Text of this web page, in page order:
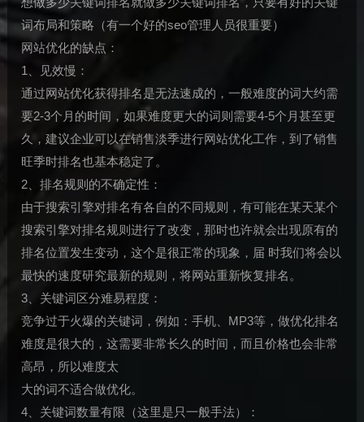
词布局和策略（有一个好的seo管理人员很重要）
网站优化的缺点：
1、见效慢：
通过网站优化获得排名是无法速成的，一般难度的词大约需
要2-3个月的时间，如果难度更大的词则需要4-5个月甚至更
久，建议企业可以在销售淡季进行网站优化工作，到了销售
旺季时排名也基本稳定了。
2、排名规则的不确定性：
由于搜索引擎对排名有各自的不同规则，有可能在某天某个
搜索引擎对排名规则进行了改变，那时也许就会出现原有的
排名位置发生变动，这个是很正常的现象，届 时我们将会以
最快的速度研究最新的规则，将网站重新恢复排名。
3、关键词区分难易程度：
竞争过于火爆的关键词，例如：手机、MP3等，做优化排名
难度是很大的，这需要非常长久的时间，而且价格也会非常
高昂，所以难度太
大的词不适合做优化。
4、关键词数量有限（这里是只一般手法）：